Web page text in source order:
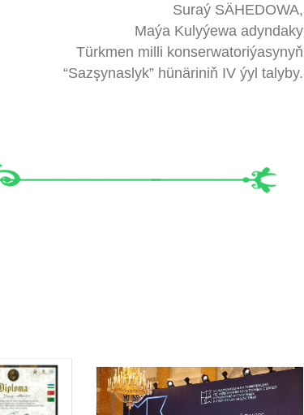
Suraý SÄHEDOWA,
Maýa Kulyýewa adyndaky
Türkmen milli konserwatoriýasynyň
“Sazşynaslyk” hünäriniň IV ýyl talyby.